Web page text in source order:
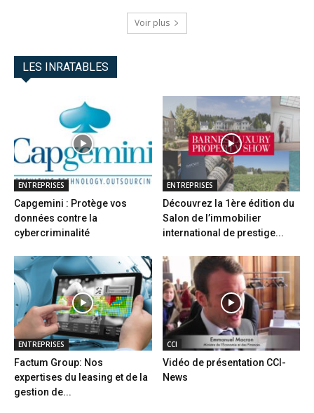
Voir plus
LES INRATABLES
ENTREPRISES
Capgemini : Protège vos
données contre la
cybercriminalité
ENTREPRISES
Découvrez la 1ère édition du
Salon de l’immobilier
international de prestige...
ENTREPRISES
Factum Group: Nos
expertises du leasing et de la
gestion de...
CCI
Vidéo de présentation CCI-
News